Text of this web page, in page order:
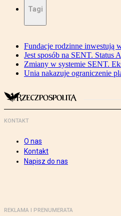
Tagi
Fundacje rodzinne inwestują
Jest sposób na SENT. Status
Zmiany w systemie SENT.
Unia nakazuje ograniczenie
KONTAKT
O nas
Kontakt
Napisz do nas
REKLAMA I PRENUMERATA